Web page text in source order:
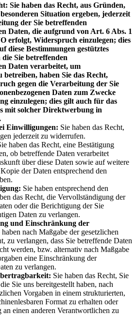
Sie haben das Recht, aus Gründen,
Situation ergeben, jederzeit
der Sie betreffenden
Daten, die aufgrund von Art. 6 Abs. 1
erfolgt, Widerspruch einzulegen; dies
diese Bestimmungen gestütztes
Sie betreffenden
Daten verarbeitet, um
haben Sie das Recht,
gegen die Verarbeitung der Sie
Daten zum Zwecke
einzulegen; dies gilt auch für das
mit solcher Direktwerbung in
Einwilligungen: Sie haben das Recht,
jederzeit zu widerrufen.
haben das Recht, eine Bestätigung
ob betreffende Daten verarbeitet
über diese Daten sowie auf weitere
der Daten entsprechend den
Sie haben entsprechend den
das Recht, die Vervollständigung der
oder die Berichtigung der Sie
Daten zu verlangen.
und Einschränkung der
haben nach Maßgabe der gesetzlichen
zu verlangen, dass Sie betreffende Daten
werden, bzw. alternativ nach Maßgabe
eine Einschränkung der
zu verlangen.
Sie haben das Recht, Sie
Sie uns bereitgestellt haben, nach
Vorgaben in einem strukturierten,
Format zu erhalten oder
einen anderen Verantwortlichen zu